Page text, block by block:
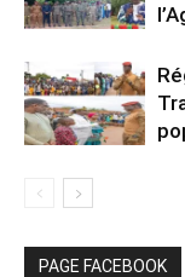
PAGE FACEBOOK